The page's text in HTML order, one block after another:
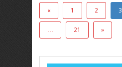
« 1 2 3
… 21 »